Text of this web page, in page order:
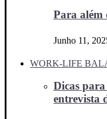
Para além
Junho 11,
WORK-LIFE
Dicas
entrevista